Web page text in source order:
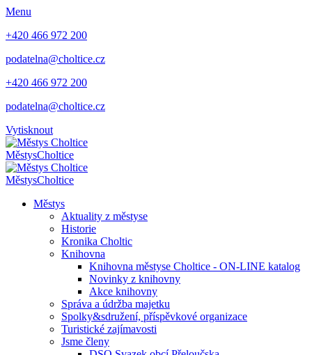
Menu
+420 466 972 200
podatelna@choltice.cz
+420 466 972 200
podatelna@choltice.cz
Vytisknout
MěstysCholtice
MěstysCholtice
Městys
Aktuality z městyse
Historie
Kronika Choltic
Knihovna
Knihovna městyse Choltice - ON-LINE katalog
Novinky z knihovny
Akce knihovny
Správa a údržba majetku
Spolky&sdružení, příspěvkové organizace
Turistické zajímavosti
Jsme členy